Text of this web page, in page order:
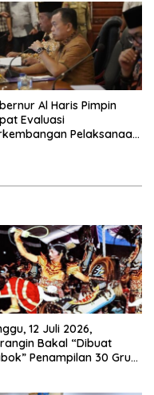
Al Haris Pimpin
Evaluasi
Pelaksanaan
12 Juli 2026,
Bakal “Dibuat
Penampilan 30 Grup